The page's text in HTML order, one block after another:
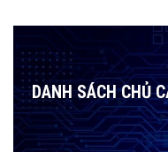
DANH SÁCH CHỦ